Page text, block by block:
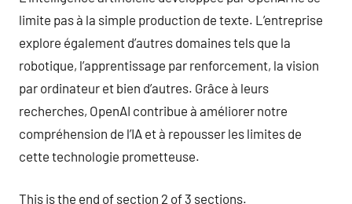
limite pas à la simple production de texte. L’entreprise
explore également d’autres domaines tels que la
robotique, l’apprentissage par renforcement, la vision
par ordinateur et bien d’autres. Grâce à leurs
recherches, OpenAI contribue à améliorer notre
compréhension de l’IA et à repousser les limites de
cette technologie prometteuse.
This is the end of section 2 of 3 sections.